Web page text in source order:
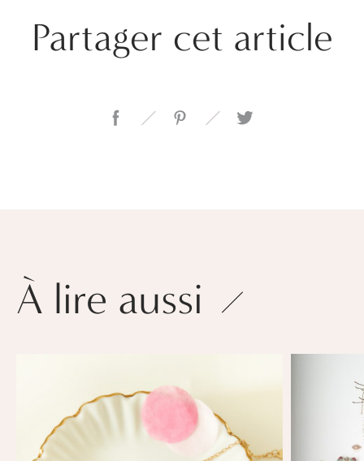
Partager cet article
À lire aussi